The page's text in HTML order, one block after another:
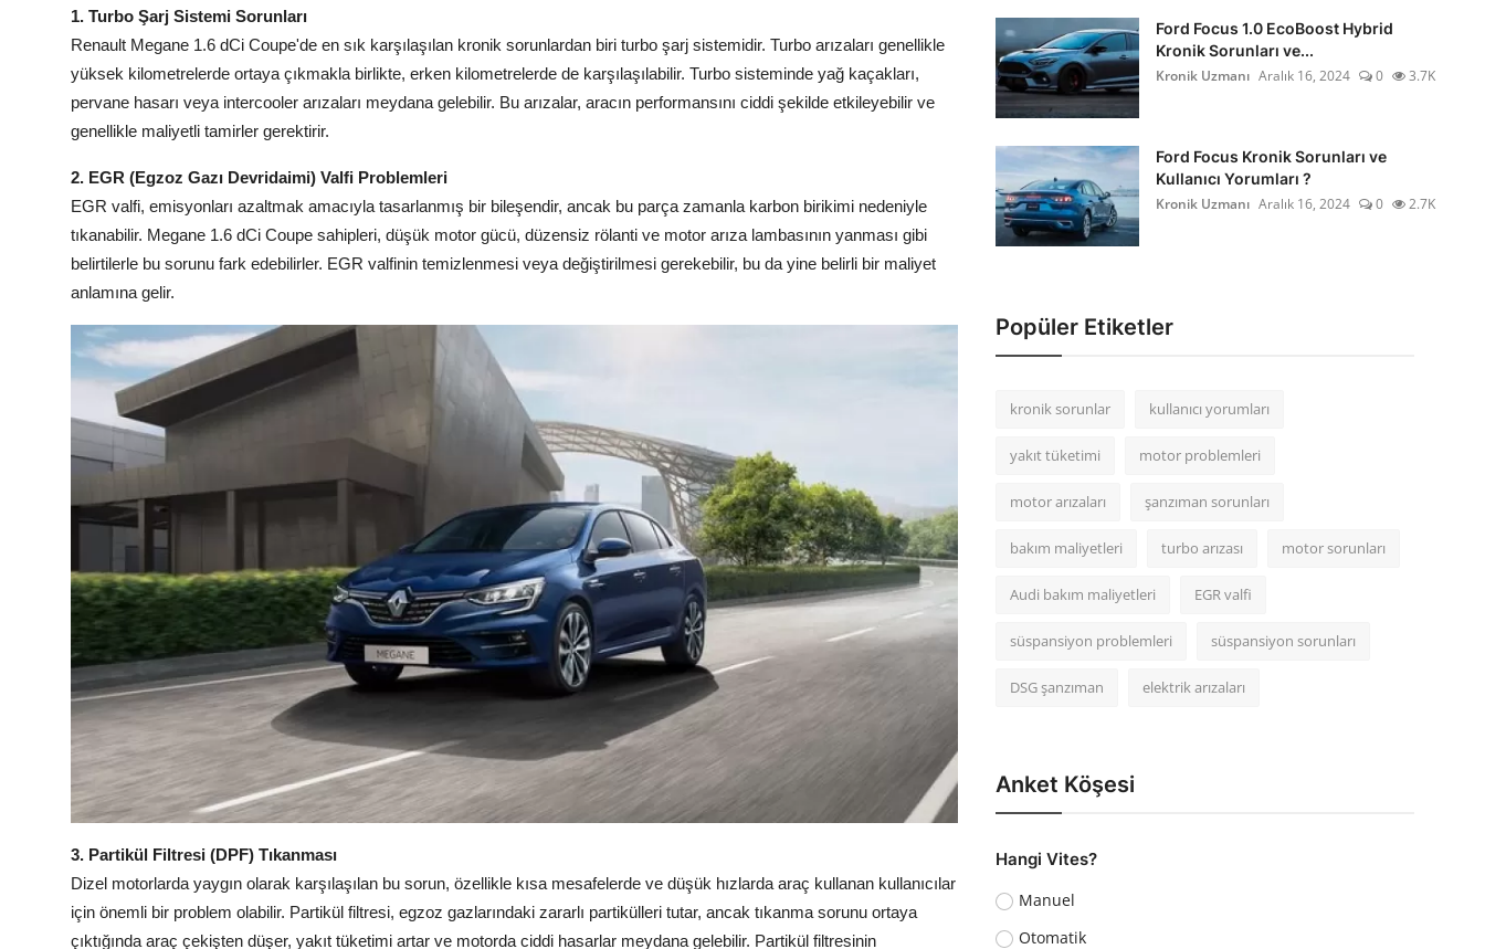
1. Turbo Şarj Sistemi Sorunları
Renault Megane 1.6 dCi Coupe'de en sık karşılaşılan kronik sorunlardan biri turbo şarj sistemidir. Turbo arızaları genellikle
yüksek kilometrelerde ortaya çıkmakla birlikte, erken kilometrelerde de karşılaşılabilir. Turbo sisteminde yağ kaçakları,
pervane hasarı veya intercooler arızaları meydana gelebilir. Bu arızalar, aracın performansını ciddi şekilde etkileyebilir ve
genellikle maliyetli tamirler gerektirir.
2. EGR (Egzoz Gazı Devridaimi) Valfi Problemleri
EGR valfi, emisyonları azaltmak amacıyla tasarlanmış bir bileşendir, ancak bu parça zamanla karbon birikimi nedeniyle
tıkanabilir. Megane 1.6 dCi Coupe sahipleri, düşük motor gücü, düzensiz rölanti ve motor arıza lambasının yanması gibi
belirtilerle bu sorunu fark edebilirler. EGR valfinin temizlenmesi veya değiştirilmesi gerekebilir, bu da yine belirli bir maliyet
anlamına gelir.
3. Partikül Filtresi (DPF) Tıkanması
Dizel motorlarda yaygın olarak karşılaşılan bu sorun, özellikle kısa mesafelerde ve düşük hızlarda araç kullanan kullanıcılar
için önemli bir problem olabilir. Partikül filtresi, egzoz gazlarındaki zararlı partikülleri tutar, ancak tıkanma sorunu ortaya
çıktığında araç çekişten düşer, yakıt tüketimi artar ve motorda ciddi hasarlar meydana gelebilir. Partikül filtresinin
Ford Focus 1.0 EcoBoost Hybrid
Kronik Sorunları ve...
Kronik Uzmanı Aralık 16, 2024 0 3.7K
Ford Focus Kronik Sorunları ve
Kullanıcı Yorumları ?
Kronik Uzmanı Aralık 16, 2024 0 2.7K
Popüler Etiketler
kronik sorunlar kullanıcı yorumları
yakıt tüketimi motor problemleri
motor arızaları şanzıman sorunları
bakım maliyetleri turbo arızası motor sorunları
Audi bakım maliyetleri EGR valfi
süspansiyon problemleri süspansiyon sorunları
DSG şanzıman elektrik arızaları
Anket Köşesi
Hangi Vites?
Manuel
Otomatik